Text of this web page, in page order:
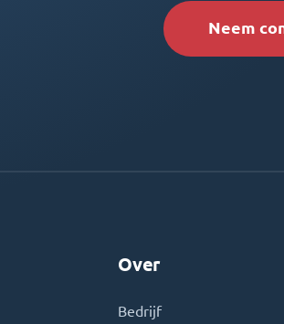
Neem
Over
Bedrijf